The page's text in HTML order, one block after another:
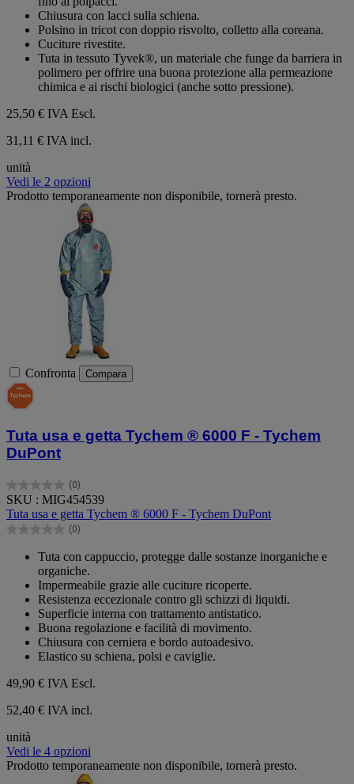
Chiusura con lacci sulla schiena.
Polsino in tricot con doppio risvolto, colletto alla coreana.
Cuciture rivestite.
Tuta in tessuto Tyvek®, un materiale che funge da barriera in
polimero per offrire una buona protezione alla permeazione
chimica e ai rischi biologici (anche sotto pressione).
25,50 € IVA Escl.
31,11 € IVA incl.
unità
Vedi le 2 opzioni
Prodotto temporaneamente non disponibile, tornerà presto.
Confronta Compara
Tuta usa e getta Tychem ® 6000 F - Tychem
DuPont
(0)
0.0
su
5
stelle.
SKU : MIG454539
Tuta usa e getta Tychem ® 6000 F - Tychem DuPont
(0)
0.0
Tuta con cappuccio, protegge dalle sostanze inorganiche e
organiche.
Impermeabile grazie alle cuciture ricoperte.
Resistenza eccezionale contro gli schizzi di liquidi.
Superficie interna con trattamento antistatico.
Buona regolazione e facilità di movimento.
Chiusura con cerniera e bordo autoadesivo.
Elastico su schiena, polsi e caviglie.
49,90 € IVA Escl.
52,40 € IVA incl.
unità
Vedi le 4 opzioni
Prodotto temporaneamente non disponibile, tornerà presto.